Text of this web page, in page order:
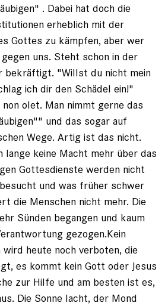
. Dabei hat doch die
erheblich mit der
Gottes zu kämpfen, aber wer
uns. Steht schon in der
bekräftigt. "Willst du nicht mein
ich dir den Schädel ein!"
non olet. Man nimmt gerne das
und das sogar auf
Wege. Artig ist das nicht.
lange keine Macht mehr über das
Gottesdienste werden nicht
und was früher schwer
die Menschen nicht mehr. Die
Sünden begangen und kaum
gezogen.Kein
heute noch verboten, die
es kommt kein Gott oder Jesus
zur Hilfe und am besten ist es,
Die Sonne lacht, der Mond